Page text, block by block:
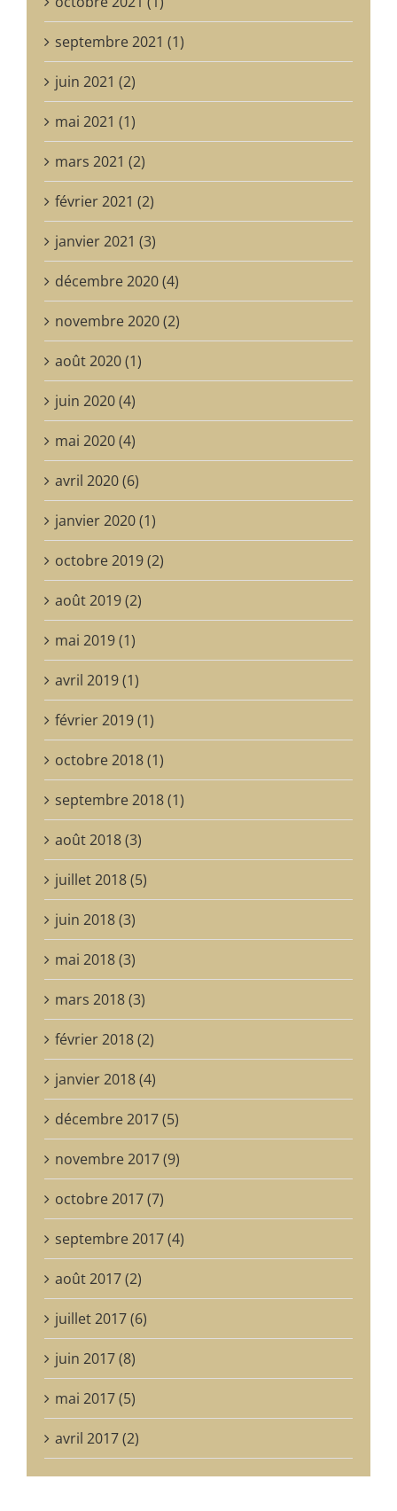
septembre 2021 (1)
juin 2021 (2)
mai 2021 (1)
mars 2021 (2)
février 2021 (2)
janvier 2021 (3)
décembre 2020 (4)
novembre 2020 (2)
août 2020 (1)
juin 2020 (4)
mai 2020 (4)
avril 2020 (6)
janvier 2020 (1)
octobre 2019 (2)
août 2019 (2)
mai 2019 (1)
avril 2019 (1)
février 2019 (1)
octobre 2018 (1)
septembre 2018 (1)
août 2018 (3)
juillet 2018 (5)
juin 2018 (3)
mai 2018 (3)
mars 2018 (3)
février 2018 (2)
janvier 2018 (4)
décembre 2017 (5)
novembre 2017 (9)
octobre 2017 (7)
septembre 2017 (4)
août 2017 (2)
juillet 2017 (6)
juin 2017 (8)
mai 2017 (5)
avril 2017 (2)